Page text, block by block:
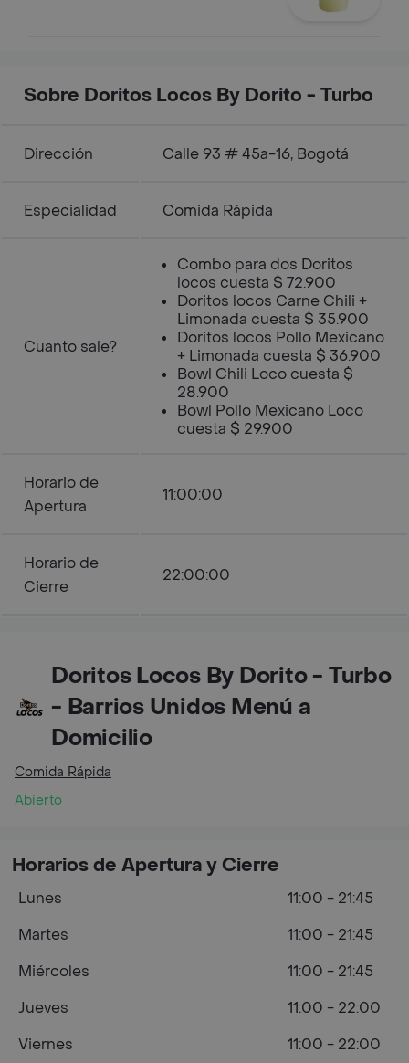
Sobre Doritos Locos By Dorito - Turbo
Dirección Calle 93 # 45a-16, Bogotá
Especialidad Comida Rápida
Cuanto sale?
Combo para dos Doritos
locos cuesta $ 72.900
Doritos locos Carne Chili +
Limonada cuesta $ 35.900
Doritos locos Pollo Mexicano
+ Limonada cuesta $ 36.900
Bowl Chili Loco cuesta $
28.900
Bowl Pollo Mexicano Loco
cuesta $ 29.900
Horario de
Apertura
11:00:00
Horario de
Cierre
22:00:00
Doritos Locos By Dorito - Turbo
- Barrios Unidos Menú a
Domicilio
Comida Rápida
Abierto
Horarios de Apertura y Cierre
Lunes
11:00 - 21:45
Martes
11:00 - 21:45
Miércoles
11:00 - 21:45
Jueves
11:00 - 22:00
Viernes
11:00 - 22:00